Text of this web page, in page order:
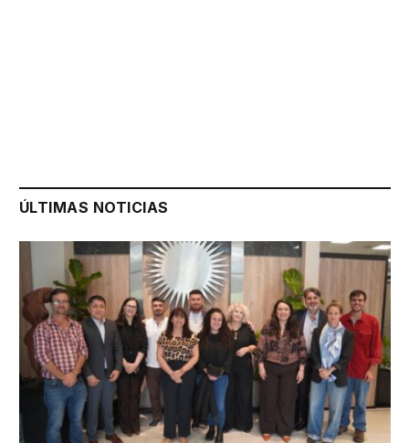
ÚLTIMAS NOTICIAS